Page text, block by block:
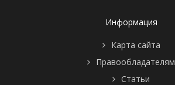
Информация
Карта сайта
Правообладателям
Статьи